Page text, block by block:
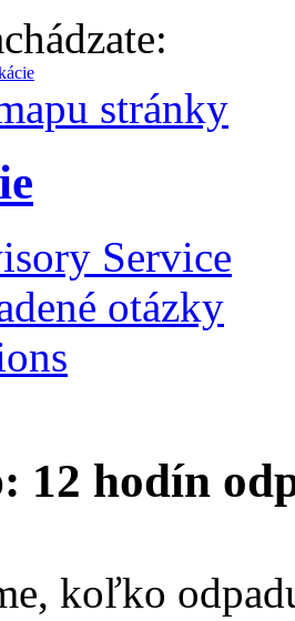
stránky
Service
otázky
12 hodín
koľko